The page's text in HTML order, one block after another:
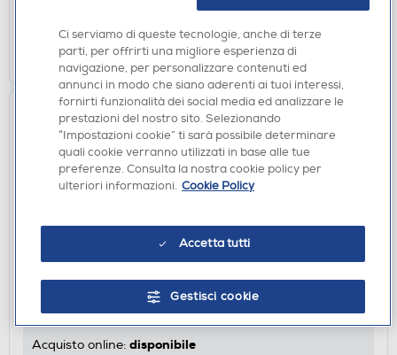
Ritiro in negozio in 30' gratuito:verifica
AGGIUNGI
FILTRI E POLARIZZATORI
POLAROID - Filtro UV 72mm
€ 15,90
Acquisto online: disponibile
Ci serviamo di queste tecnologie, anche di terze
parti, per offrirti una migliore esperienza di
navigazione, per personalizzare contenuti ed
annunci in modo che siano aderenti ai tuoi interessi,
fornirti funzionalità dei social media ed analizzare le
prestazioni del nostro sito. Selezionando
“Impostazioni cookie” ti sarà possibile determinare
quali cookie verranno utilizzati in base alle tue
preferenze. Consulta la nostra cookie policy per
ulteriori informazioni. Cookie Policy
Accetta tutti
Gestisci cookie